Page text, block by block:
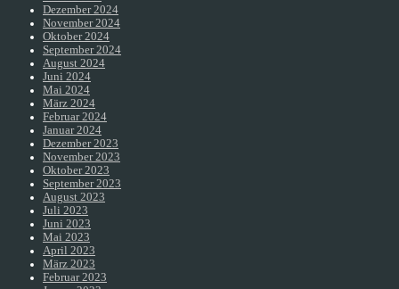
Dezember 2024
November 2024
Oktober 2024
September 2024
August 2024
Juni 2024
Mai 2024
März 2024
Februar 2024
Januar 2024
Dezember 2023
November 2023
Oktober 2023
September 2023
August 2023
Juli 2023
Juni 2023
Mai 2023
April 2023
März 2023
Februar 2023